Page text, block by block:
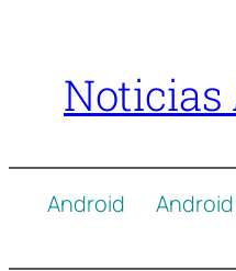
contenido
Android